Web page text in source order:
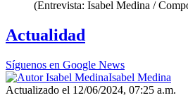
(Entrevista: Isabel Medina /
Actualidad
Síguenos en Google News
Isabel Medina
Actualizado el 12/06/2024, 07:25 a.m.